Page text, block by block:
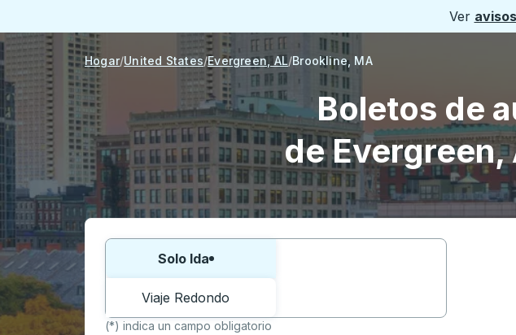
Ver
Hogar United States Evergreen, AL Brookline, MA
Boletos de
de Evergreen,
Elija una forma o viaje de ida y vuelta:
Solo Ida
Viaje Redondo
(*) indica un campo obligatorio